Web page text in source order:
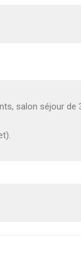
salon séjour de